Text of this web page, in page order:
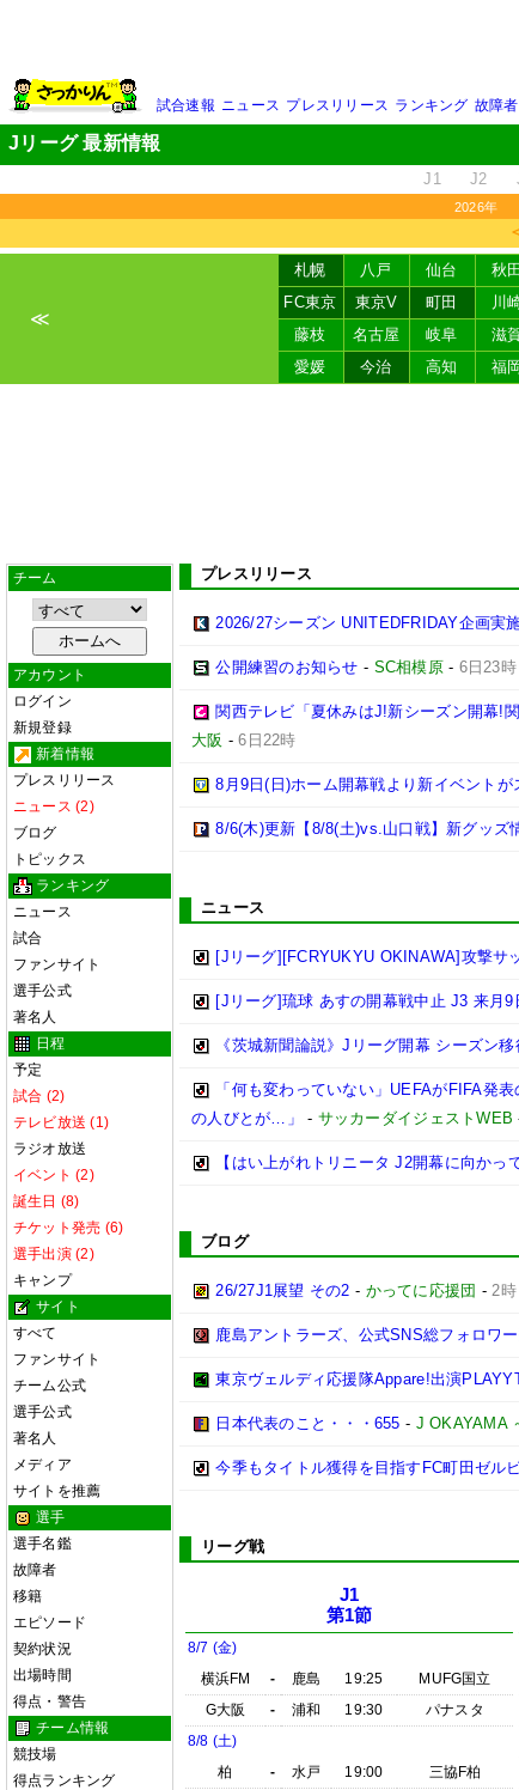
試合速報 ニュース プレスリリース ランキング 故障者
Jリーグ 最新情報
J1 J2
2026年
＜
≪
札幌 八戸 仙台 秋田
FC東京
東京V 町田 川
藤枝
名古屋 岐阜 滋
愛媛
今治 高知 福岡
チーム
アカウント
ログイン
新規登録
新着情報
プレスリリース
ニュース (2)
ブログ
トピックス
ランキング
ニュース
試合
ファンサイト
選手公式
著名人
日程
予定
試合 (2)
テレビ放送 (1)
ラジオ放送
イベント (2)
誕生日 (8)
チケット発売 (6)
選手出演 (2)
キャンプ
サイト
すべて
ファンサイト
チーム公式
選手公式
著名人
メディア
サイトを推薦
選手
選手名鑑
故障者
移籍
エピソード
契約状況
出場時間
得点・警告
チーム情報
競技場
得点ランキング
プレスリリース
2026/27シーズン UNITEDFRIDAY企画実
公開練習のお知らせ - SC相模原- 6日23時
関西テレビ「夏休みはJ!新シーズン開幕!
大阪 -6日22時
8月9日(日)ホーム開幕戦より新イベントが
8/6(木)更新【8/8(土)vs.山口戦】新グッズ
ニュース
[Jリーグ][FCRYUKYU OKINAWA]攻撃
[Jリーグ]琉球 あすの開幕戦中止 J3 来月9
《茨城新聞論説》Jリーグ開幕 シーズン
「何も変わっていない」UEFAがFIFA発
の人びとが…」
- サッカーダイジェストWEB
【はい上がれトリニータ J2開幕に向か
ブログ
26/27J1展望 その2 - かってに応援団 -2時
鹿島アントラーズ、公式SNS総フォロワ
東京ヴェルディ応援隊Appare!出演
日本代表のこと・・・655 - J OKAYAMA
今季もタイトル獲得を目指すFC町田ゼル
リーグ戦
J1
第1節
8/7 (金)
横浜FM
- 鹿島 19:25
MUFG国立
G大阪
- 浦和 19:30
パナスタ
8/8 (土)
柏
- 水戸 19:00
三協F柏